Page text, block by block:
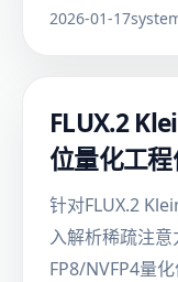
2026-01-17
FLUX.2
位量化工
针对FLUX.2
入解析稀疏注
FP8/NVFP4量